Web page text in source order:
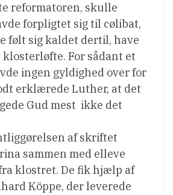
reformatoren, skulle
forpligtet sig til cølibat,
følt sig kaldet dertil, have
For sådant et
ingen gyldighed over for
erklærede Luther, at det
Gud mest  ikke det
af skriftet
sammen med elleve
klostret. De fik hjælp af
Köppe, der leverede